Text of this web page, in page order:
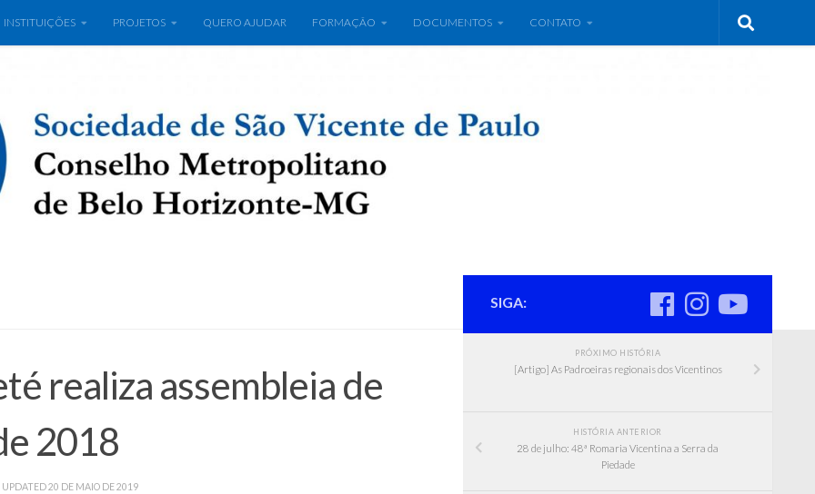
INSTITUIÇÕES PROJETOS QUERO AJUDAR FORMAÇÃO DOCUMENTOS CONTATO
realiza assembleia de
2018
UPDATED20 DE MAIO DE 2019
SIGA:
PRÓXIMO HISTÓRIA
[Artigo] As Padroeiras regionais dos Vicentinos
HISTÓRIA ANTERIOR
28 de julho: 48ª Romaria Vicentina a Serra da
Piedade